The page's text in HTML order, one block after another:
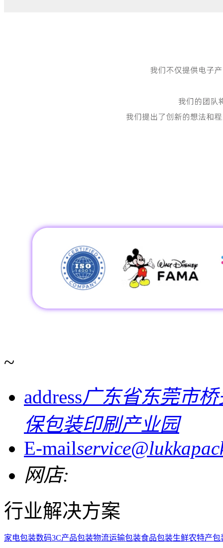
~
address广东省东莞市
保包装印刷产业园
E-mail
网店:
行业解决方案
家电包装数码3C产品包装物流运输包装食品包装生鲜农特产包